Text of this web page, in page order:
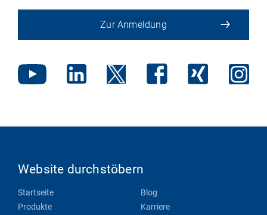
Zur Anmeldung
Website durchstöbern
Startseite
Produkte
Blog
Karriere